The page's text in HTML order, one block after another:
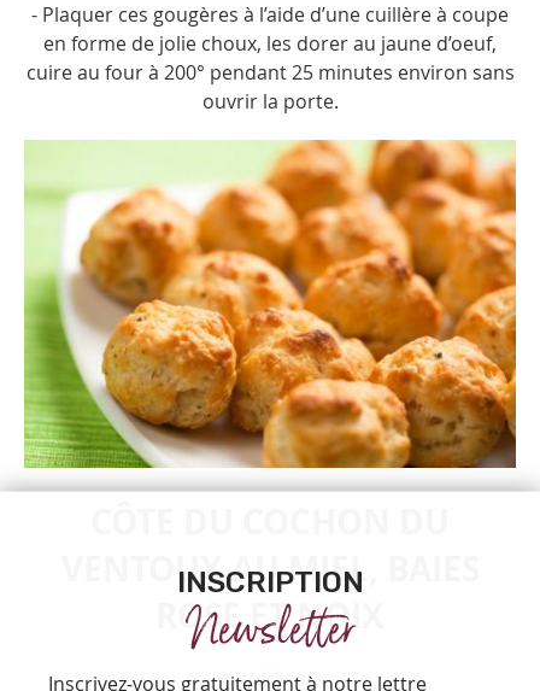
- Plaquer ces gougères à l’aide d’une cuillère à coupe
en forme de jolie choux, les dorer au jaune d’oeuf,
cuire au four à 200° pendant 25 minutes environ sans
ouvrir la porte.
VENTOUX AU MIEL, BAIES
ROSE ET NOIX
Ingrédients
INSCRIPTION
Newsletter
Inscrivez-vous gratuitement à notre lettre